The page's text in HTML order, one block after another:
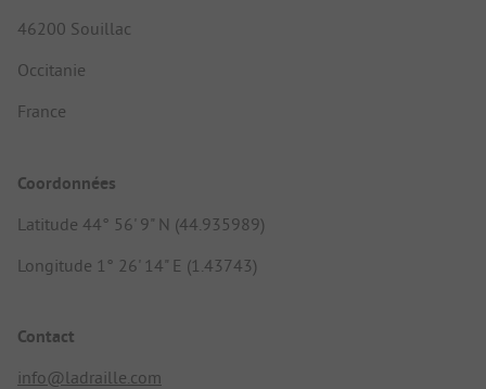
46200 Souillac
Occitanie
France
Coordonnées
Latitude 44° 56' 9" N (44.935989)
Longitude 1° 26' 14" E (1.43743)
Contact
info@ladraille.com